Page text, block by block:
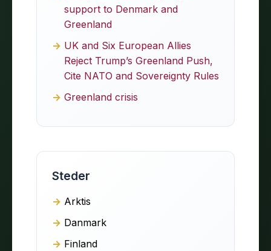
support to Denmark and
Greenland
UK and Six European Allies
Reject Trump’s Greenland Push,
Cite NATO and Sovereignty Rules
Greenland crisis
Steder
Arktis
Danmark
Finland